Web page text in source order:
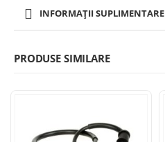
INFORMAȚII SUPLIMENTARE
PRODUSE SIMILARE